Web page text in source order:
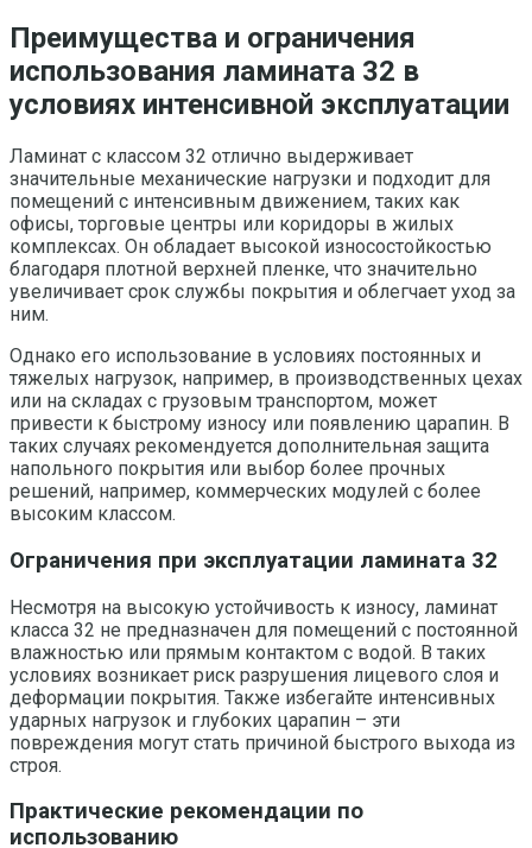
Преимущества и ограничения
использования ламината 32 в
условиях интенсивной эксплуатации
Ламинат с классом 32 отлично выдерживает
значительные механические нагрузки и подходит для
помещений с интенсивным движением, таких как
офисы, торговые центры или коридоры в жилых
комплексах. Он обладает высокой износостойкостью
благодаря плотной верхней пленке, что значительно
увеличивает срок службы покрытия и облегчает уход за
ним.
Однако его использование в условиях постоянных и
тяжелых нагрузок, например, в производственных цехах
или на складах с грузовым транспортом, может
привести к быстрому износу или появлению царапин. В
таких случаях рекомендуется дополнительная защита
напольного покрытия или выбор более прочных
решений, например, коммерческих модулей с более
высоким классом.
Ограничения при эксплуатации ламината 32
Несмотря на высокую устойчивость к износу, ламинат
класса 32 не предназначен для помещений с постоянной
влажностью или прямым контактом с водой. В таких
условиях возникает риск разрушения лицевого слоя и
деформации покрытия. Также избегайте интенсивных
ударных нагрузок и глубоких царапин – эти
повреждения могут стать причиной быстрого выхода из
строя.
Практические рекомендации по
использованию